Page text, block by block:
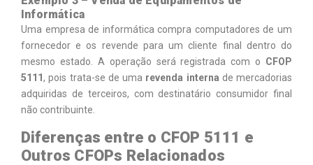
Informática
Uma empresa de informática compra computadores de um
fornecedor e os revende para um cliente final dentro do
mesmo estado. A operação será registrada com o CFOP
5111, pois trata-se de uma revenda interna de mercadorias
adquiridas de terceiros, com destinatário consumidor final
não contribuinte.
Diferenças entre o CFOP 5111 e
Outros CFOPs Relacionados